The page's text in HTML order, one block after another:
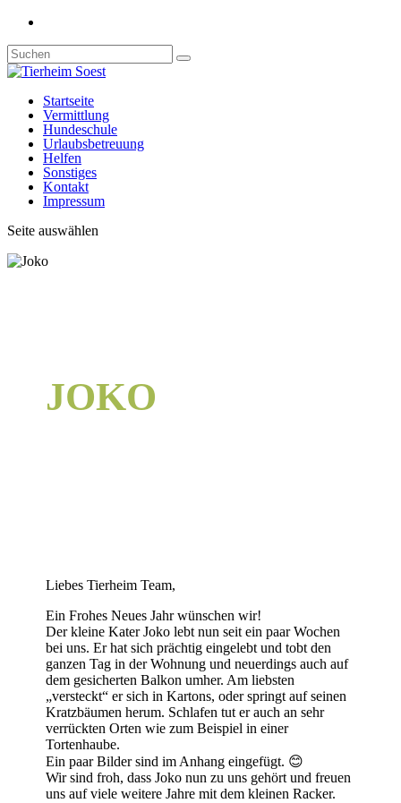
Startseite
Vermittlung
Hundeschule
Urlaubsbetreuung
Helfen
Sonstiges
Kontakt
Impressum
Seite auswählen
JOKO
Liebes Tierheim Team,
Ein Frohes Neues Jahr wünschen wir!
Der kleine Kater Joko lebt nun seit ein paar Wochen
bei uns. Er hat sich prächtig eingelebt und tobt den
ganzen Tag in der Wohnung und neuerdings auch auf
dem gesicherten Balkon umher. Am liebsten
„versteckt“ er sich in Kartons, oder springt auf seinen
Kratzbäumen herum. Schlafen tut er auch an sehr
verrückten Orten wie zum Beispiel in einer
Tortenhaube.
Ein paar Bilder sind im Anhang eingefügt. 😊
Wir sind froh, dass Joko nun zu uns gehört und freuen
uns auf viele weitere Jahre mit dem kleinen Racker.